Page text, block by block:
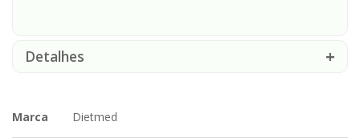
Detalhes
Marca Dietmed